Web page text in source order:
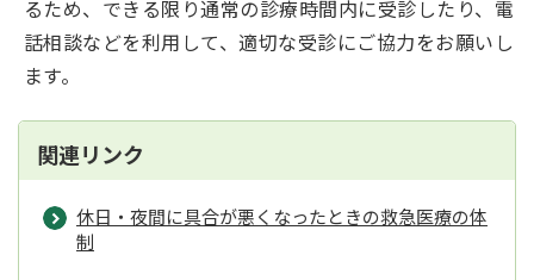
るため、できる限り通常の診療時間内に受診したり、電
話相談などを利用して、適切な受診にご協力をお願いし
ます。
関連リンク
休日・夜間に具合が悪くなったときの救急医療の体
制